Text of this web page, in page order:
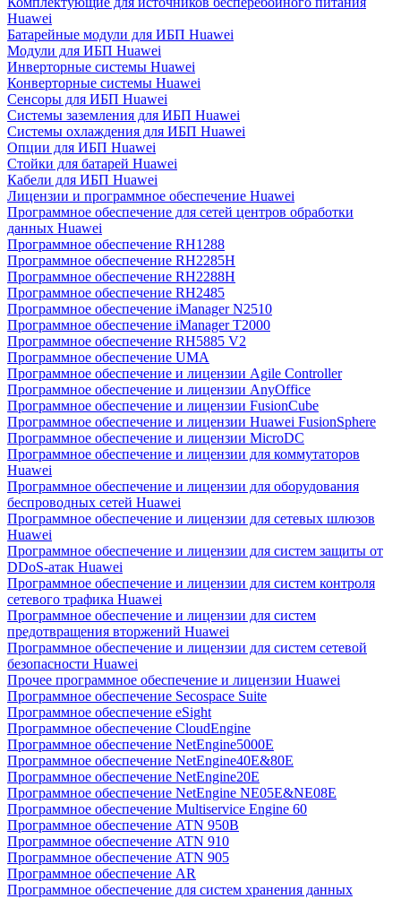
Huawei
Батарейные модули для ИБП Huawei
Модули для ИБП Huawei
Инверторные системы Huawei
Конверторные системы Huawei
Сенсоры для ИБП Huawei
Системы заземления для ИБП Huawei
Системы охлаждения для ИБП Huawei
Опции для ИБП Huawei
Стойки для батарей Huawei
Кабели для ИБП Huawei
Лицензии и программное обеспечение Huawei
Программное обеспечение для сетей центров обработки
данных Huawei
Программное обеспечение RH1288
Программное обеспечение RH2285H
Программное обеспечение RH2288H
Программное обеспечение RH2485
Программное обеспечение iManager N2510
Программное обеспечение iManager T2000
Программное обеспечение RH5885 V2
Программное обеспечение UMA
Программное обеспечение и лицензии Agile Controller
Программное обеспечение и лицензии AnyOffice
Программное обеспечение и лицензии FusionCube
Программное обеспечение и лицензии Huawei FusionSphere
Программное обеспечение и лицензии MicroDC
Программное обеспечение и лицензии для коммутаторов
Huawei
Программное обеспечение и лицензии для оборудования
беспроводных сетей Huawei
Программное обеспечение и лицензии для сетевых шлюзов
Huawei
Программное обеспечение и лицензии для систем защиты от
DDoS-атак Huawei
Программное обеспечение и лицензии для систем контроля
сетевого трафика Huawei
Программное обеспечение и лицензии для систем
предотвращения вторжений Huawei
Программное обеспечение и лицензии для систем сетевой
безопасности Huawei
Прочее программное обеспечение и лицензии Huawei
Программное обеспечение Secospace Suite
Программное обеспечение eSight
Программное обеспечение CloudEngine
Программное обеспечение NetEngine5000E
Программное обеспечение NetEngine40E&80E
Программное обеспечение NetEngine20E
Программное обеспечение NetEngine NE05E&NE08E
Программное обеспечение Multiservice Engine 60
Программное обеспечение ATN 950B
Программное обеспечение ATN 910
Программное обеспечение ATN 905
Программное обеспечение AR
Программное обеспечение для систем хранения данных